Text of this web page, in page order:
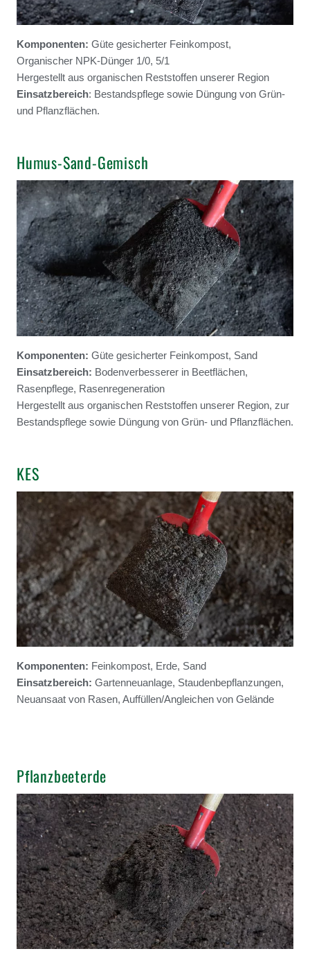
Komponenten: Güte gesicherter Feinkompost,
Organischer NPK-Dünger 1/0, 5/1
Hergestellt aus organischen Reststoffen unserer Region
Einsatzbereich: Bestandspflege sowie Düngung von Grün-
und Pflanzflächen.
Humus-Sand-Gemisch
Komponenten: Güte gesicherter Feinkompost, Sand
Einsatzbereich: Bodenverbesserer in Beetflächen,
Rasenpflege, Rasenregeneration
Hergestellt aus organischen Reststoffen unserer Region, zur
Bestandspflege sowie Düngung von Grün- und Pflanzflächen.
KES
Komponenten: Feinkompost, Erde, Sand
Einsatzbereich: Gartenneuanlage, Staudenbepflanzungen,
Neuansaat von Rasen, Auffüllen/Angleichen von Gelände
Pflanzbeeterde